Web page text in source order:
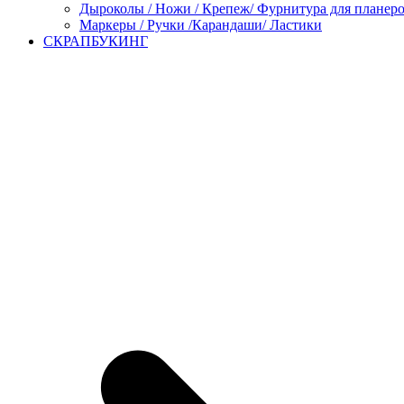
Дыроколы / Ножи / Крепеж/ Фурнитура для
Маркеры / Ручки /Карандаши/ Ластики
СКРАПБУКИНГ